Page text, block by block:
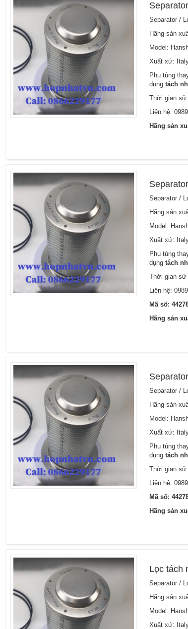
Separator /
Hãng sản
Model:
Xuất xứ:
Phụ tùng
dụng tách
Thời gian sử
Liên hệ:
Hãng sản
Separator /
Hãng sản
Model:
Xuất xứ:
Phụ tùng
dụng tách
Thời gian sử
Liên hệ:
Mã số:
Hãng sản
Separator /
Hãng sản
Model:
Xuất xứ:
Phụ tùng
dụng tách
Thời gian sử
Liên hệ:
Mã số:
Hãng sản
Lọc tách
Separator /
Hãng sản
Model:
Xuất xứ: